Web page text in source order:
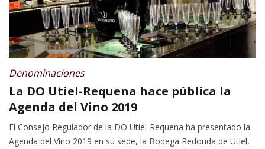
Denominaciones
La DO Utiel-Requena hace pública la
Agenda del Vino 2019
El Consejo Regulador de la DO Utiel-Requena ha presentado la
Agenda del Vino 2019 en su sede, la Bodega Redonda de Utiel,